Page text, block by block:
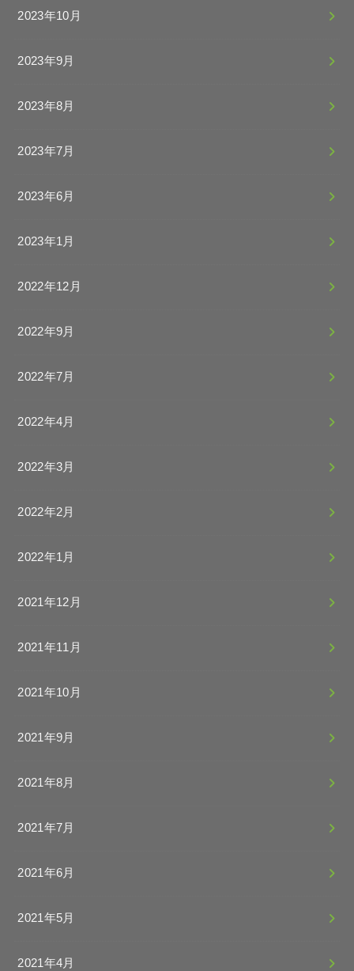
2023年10月
2023年9月
2023年8月
2023年7月
2023年6月
2023年1月
2022年12月
2022年9月
2022年7月
2022年4月
2022年3月
2022年2月
2022年1月
2021年12月
2021年11月
2021年10月
2021年9月
2021年8月
2021年7月
2021年6月
2021年5月
2021年4月